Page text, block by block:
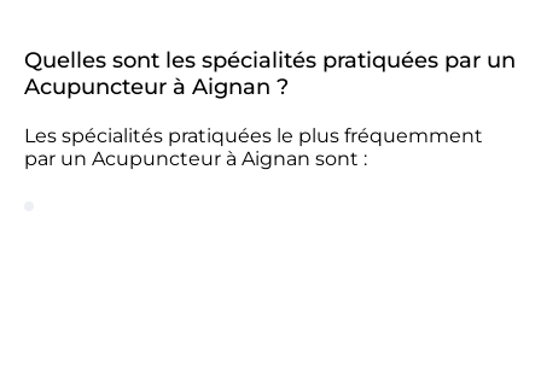
Quelles sont les spécialités pratiquées par un
Acupuncteur à Aignan ?
Les spécialités pratiquées le plus fréquemment
par un Acupuncteur à Aignan sont :